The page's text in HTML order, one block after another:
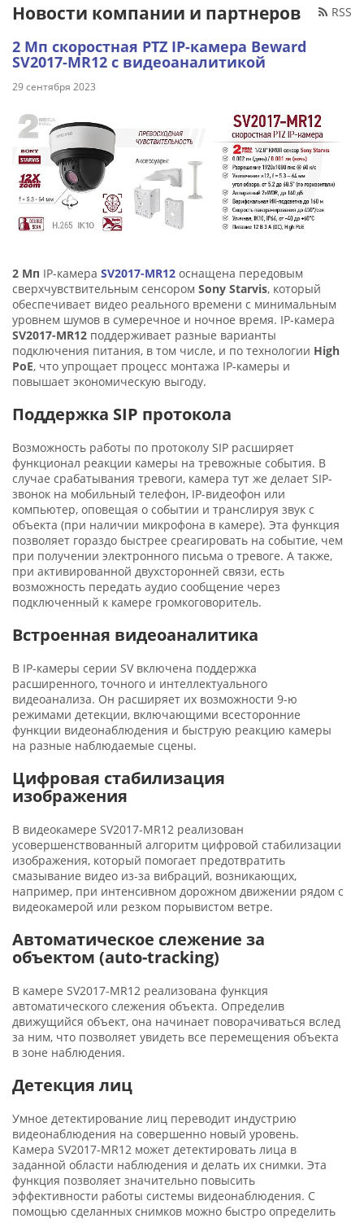
RSS
Новости компании и партнеров
2 Мп скоростная PTZ IP-камера Beward
SV2017-MR12 с видеоаналитикой
29 сентября 2023
2 Мп IP-камера SV2017-MR12 оснащена передовым
сверхчувствительным сенсором Sony Starvis, который
обеспечивает видео реального времени с минимальным
уровнем шумов в сумеречное и ночное время. IP-камера
SV2017-MR12 поддерживает разные варианты
подключения питания, в том числе, и по технологии High
PoE, что упрощает процесс монтажа IP-камеры и
повышает экономическую выгоду.
Поддержка SIP протокола
Возможность работы по протоколу SIP расширяет
функционал реакции камеры на тревожные события. В
случае срабатывания тревоги, камера тут же делает SIP-
звонок на мобильный телефон, IP-видеофон или
компьютер, оповещая о событии и транслируя звук с
объекта (при наличии микрофона в камере). Эта функция
позволяет гораздо быстрее среагировать на событие, чем
при получении электронного письма о тревоге. А также,
при активированной двухсторонней связи, есть
возможность передать аудио сообщение через
подключенный к камере громкоговоритель.
Встроенная видеоаналитика
В IP-камеры серии SV включена поддержка
расширенного, точного и интеллектуального
видеоанализа. Он расширяет их возможности 9-ю
режимами детекции, включающими всесторонние
функции видеонаблюдения и быструю реакцию камеры
на разные наблюдаемые сцены.
Цифровая стабилизация
изображения
В видеокамере SV2017-MR12 реализован
усовершенствованный алгоритм цифровой стабилизации
изображения, который помогает предотвратить
смазывание видео из-за вибраций, возникающих,
например, при интенсивном дорожном движении рядом с
видеокамерой или резком порывистом ветре.
Автоматическое слежение за
объектом (auto-tracking)
В камере SV2017-MR12 реализована функция
автоматического слежения объекта. Определив
движущийся объект, она начинает поворачиваться вслед
за ним, что позволяет увидеть все перемещения объекта
в зоне наблюдения.
Детекция лиц
Умное детектирование лиц переводит индустрию
видеонаблюдения на совершенно новый уровень.
Камера SV2017-MR12 может детектировать лица в
заданной области наблюдения и делать их снимки. Эта
функция позволяет значительно повысить
эффективности работы системы видеонаблюдения. С
помощью сделанных снимков можно быстро определить